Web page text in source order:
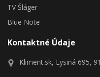
TV Šláger
Blue Note
Kontaktné Údaje
Kliment.sk, Lysiná 695,